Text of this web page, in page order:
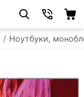
/ Ноутбуки,